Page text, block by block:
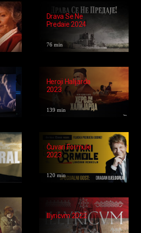
Drava Se Ne
Predaje 2024
76 min
Heroji Halijarda
2023
139 min
Čuvari Formule
2023
120 min
Illyricvm 2022